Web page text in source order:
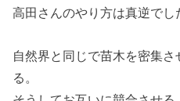
高田さんのやり方は真逆でし
自然界と同じで苗木を密集さ
る。